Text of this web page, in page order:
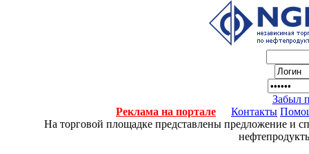
Забыл
Реклама на портале
Контакты
На торговой площадке представлены предложение и